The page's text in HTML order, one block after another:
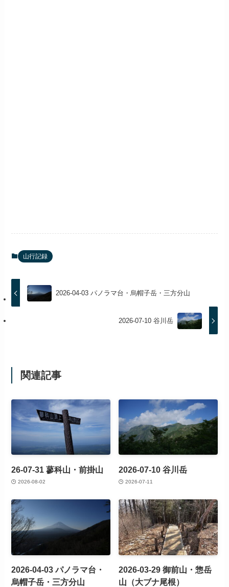
山行記録
2026-04-03 パノラマ台・烏帽子岳・三方分山
2026-07-10 谷川岳
関連記事
26-07-31 蓼科山・前掛山
2026-08-02
2026-07-10 谷川岳
2026-07-11
2026-04-03 パノラマ台・
烏帽子岳・三方分山
2026-03-29 御前山・惣岳
山（大ブナ尾根）